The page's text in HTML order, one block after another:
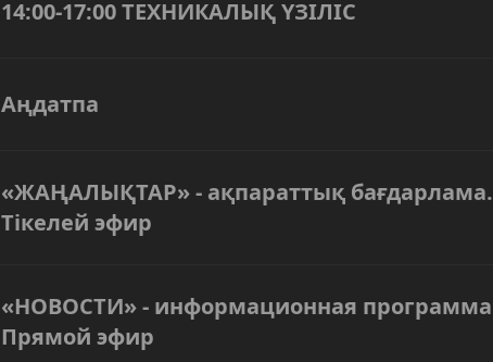
14:00-17:00 ТЕХНИКАЛЫҚ ҮЗІЛІС
Аңдатпа
«ЖАҢАЛЫҚТАР» - ақпараттық бағдарлама.
Тікелей эфир
«НОВОСТИ» - информационная
Прямой эфир